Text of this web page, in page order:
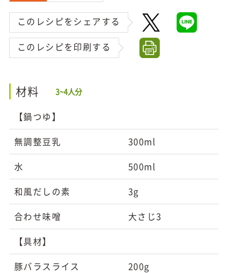
このレシピをシェアする
このレシピを印刷する
材料 3~4人分
【鍋つゆ】
無調整豆乳 300ml
水 500ml
和風だしの素 3g
合わせ味噌 大さじ3
【具材】
豚バラスライス 200g